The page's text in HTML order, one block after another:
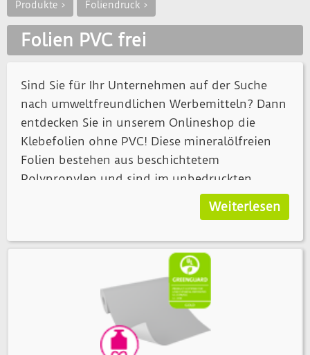
Produkte > Foliendruck >
Folien PVC frei
Sind Sie für Ihr Unternehmen auf der Suche
nach umweltfreundlichen Werbemitteln? Dann
entdecken Sie in unserem Onlineshop die
Klebefolien ohne PVC! Diese mineralölfreien
Folien bestehen aus beschichtetem
Polypropylen und sind im unbedruckten
Zustand weiß. Bei uns können Sie die PVC-
freien Klebefolien in glänzender oder matter
zum gedachten Verwendungszweck passt.
Wir bedrucken Ihre Folien ohne PVC mit
GREENGUARD-Gold-zertifizierten Tinten, die
besonders emissionsarm sind und damit zu
einem besseren Raumklima beitragen können.
Weiterlesen